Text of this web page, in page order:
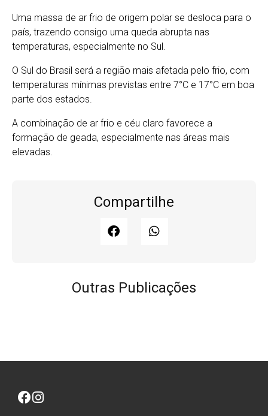
Uma massa de ar frio de origem polar se desloca para o
país, trazendo consigo uma queda abrupta nas
temperaturas, especialmente no Sul.
O Sul do Brasil será a região mais afetada pelo frio, com
temperaturas mínimas previstas entre 7°C e 17°C em boa
parte dos estados.
A combinação de ar frio e céu claro favorece a
formação de geada, especialmente nas áreas mais
elevadas.
Compartilhe
Outras Publicações